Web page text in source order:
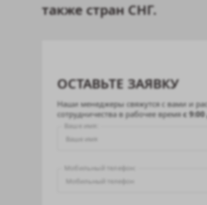
также стран СНГ.
ОСТАВЬТЕ ЗАЯВКУ
Наши менеджеры свяжутся с вами и
сотрудничества в рабочее времяс
Ваше имя:
Мобильный телефон: